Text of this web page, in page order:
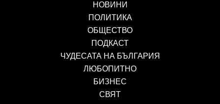
НОВИНИ
ПОЛИТИКА
ОБЩЕСТВО
ПОДКАСТ
ЧУДЕСАТА НА БЪЛГАРИЯ
ЛЮБОПИТНО
БИЗНЕС
СВЯТ